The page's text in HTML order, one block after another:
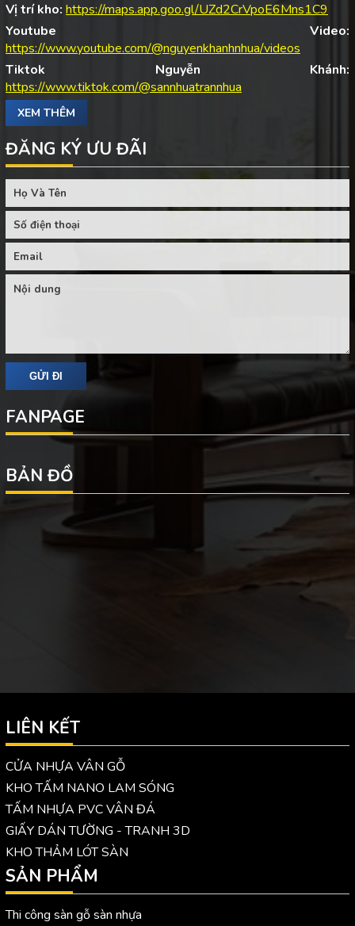
Vị trí kho: https://maps.app.goo.gl/UZd2CrVpoE6Mns1C9
Youtube Video:
https://www.youtube.com/@nguyenkhanhnhua/videos
Tiktok Nguyễn Khánh:
https://www.tiktok.com/@sannhuatrannhua
XEM THÊM
ĐĂNG KÝ ƯU ĐÃI
FANPAGE
BẢN ĐỒ
LIÊN KẾT
CỬA NHỰA VÂN GỖ
KHO TẤM NANO LAM SÓNG
TẤM NHỰA PVC VÂN ĐÁ
GIẤY DÁN TƯỜNG - TRANH 3D
KHO THẢM LÓT SÀN
SẢN PHẨM
Thi công sàn gỗ sàn nhựa